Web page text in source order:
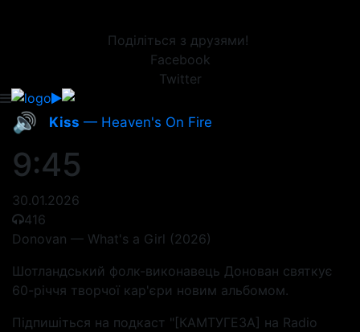
Поділіться з друзями!
Facebook
Twitter
🔊 Kiss — Heaven's On Fire
9:45
30.01.2026
416
Donovan — What's a Girl (2026)
Шотландський фолк-виконавець Донован святкує
60-річчя творчої кар'єри новим альбомом.
Підпишіться на подкаст "[КАМТУГЕЗА] на Radio